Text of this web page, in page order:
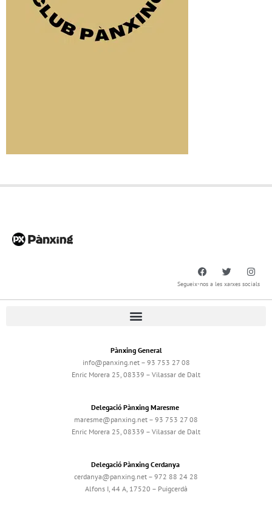
Segueix-nos a les xarxes socials
Pànxing General
info@panxing.net – 93 753 27 08
Enric Morera 25, 08339 – Vilassar de Dalt
Delegació Pànxing Maresme
maresme@panxing.net – 93 753 27 08
Enric Morera 25, 08339 – Vilassar de Dalt
Delegació Pànxing Cerdanya
cerdanya@panxing.net – 972 88 24 28
Alfons I, 44 A, 17520 – Puigcerdà